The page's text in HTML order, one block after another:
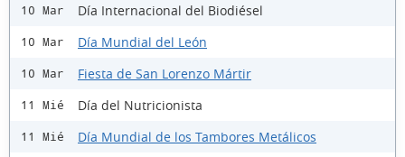
10 Mar Día Internacional del Biodiésel
10 Mar Día Mundial del León
10 Mar Fiesta de San Lorenzo Mártir
11 Mié Día del Nutricionista
11 Mié Día Mundial de los Tambores Metálicos